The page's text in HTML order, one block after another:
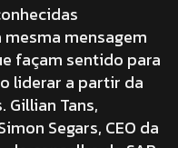
mensagem
façam sentido para
liderar a partir da
Tans,
Segars, CEO da